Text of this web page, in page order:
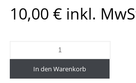
10,00 € inkl.
In den Warenkorb